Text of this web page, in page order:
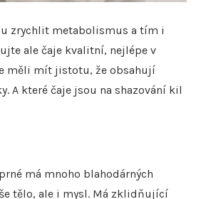
zrychlit metabolismus a tím i
ale čaje kvalitní, nejlépe v
měli mít jistotu, že obsahují
A které čaje jsou na shazování kil
má mnoho blahodárných
tělo, ale i mysl. Má zklidňující